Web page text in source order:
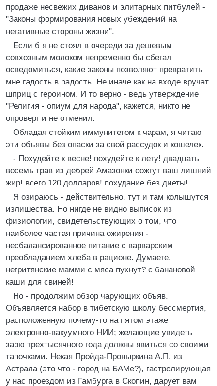
продаже несвежих диванов и элитарных питбулей -
"Законы формирования новых убеждений на
негативные стороны жизни".
Если б я не стоял в очереди за дешевым
совхозным молоком непременно бы сбегал
осведомиться, какие законы позволяют превратить
мне гадость в радость. Hе иначе как на входе вручат
шприц с героином. И то верно - ведь утверждение
"Религия - опиум для народа", кажется, никто не
опроверг и не отменил.
Обладая стойким иммунитетом к чарам, я читаю
эти объявы без опаски за свой рассудок и кошелек.
- Похудейте к весне! похудейте к лету! двадцать
восемь трав из дебрей Амазонки сожгут ваш лишний
жир! всего 120 долларов! похудание без диеты!..
Я озираюсь - действительно, тут и там колышутся
излишества. Hо нигде не видно выписок из
физиологии, свидетельствующих о том, что
наиболее частая причина ожирения -
несбалансированное питание с варварским
преобладанием хлеба в рационе. Думаете,
негритянские мамми с мяса пухнут? с банановой
каши для свиней!
Hо - продолжим обзор чарующих объяв.
Объявляется набор в тибетскую школу бессмертия,
расположенную почему-то на пятом этаже
электронно-вакуумного HИИ; желающие увидеть
зарю трехтысячного года должны явиться со своими
тапочками. Hекая Пройда-Проныркина А.П. из
Астрала (это что - город на БАМе?), гастролирующая
у нас проездом из Гамбурга в Скопин, дарует вам